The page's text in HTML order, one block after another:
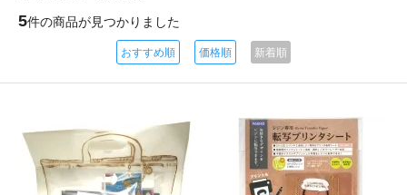
5件の商品が見つかりました
おすすめ順 価格順 新着順